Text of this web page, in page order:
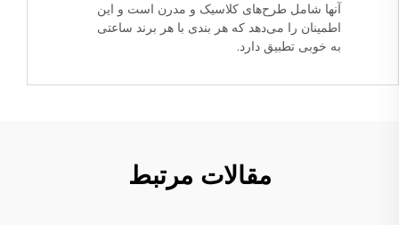
آنها شامل طرح‌های کلاسیک و مدرن است و این
اطمینان را می‌دهد که هر بندی با هر برند ساعتی
به خوبی تطبیق دارد.
مقالات مرتبط